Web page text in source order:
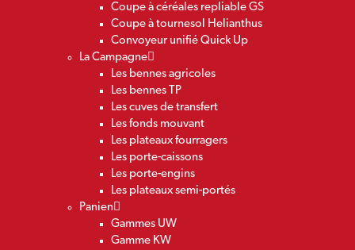
Coupe à céréales repliable GS
Coupe à tournesol Helianthus
Convoyeur unifié Quick Up
La Campagne
Les bennes agricoles
Les bennes TP
Les cuves de transfert
Les fonds mouvant
Les plateaux fourragers
Les porte-caissons
Les porte-engins
Les plateaux semi-portés
Panien
Gammes UW
Gamme KW